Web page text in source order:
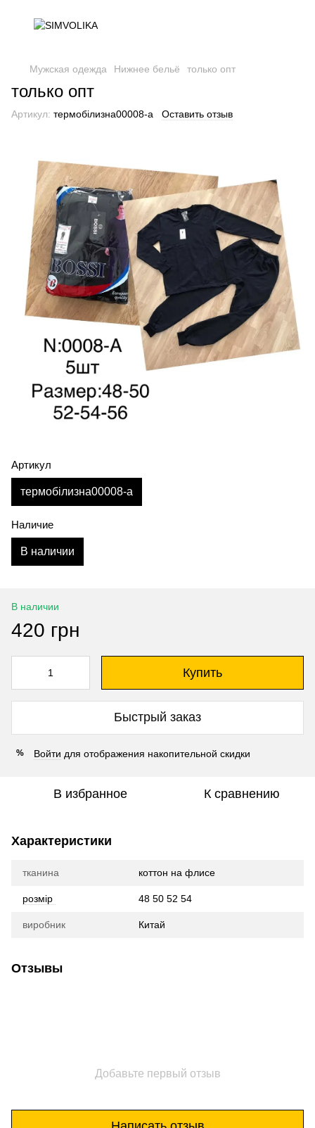
Мужская одежда Нижнее бельё только опт
только опт
Артикул: термобілизна00008-а Оставить отзыв
Артикул
термобілизна00008-а
Наличие
В наличии
В наличии
420 грн
Купить
Быстрый заказ
% Войти для отображения накопительной скидки
В избранное К сравнению
Характеристики
тканина коттон на флисе
розмір 48 50 52 54
виробник Китай
Отзывы
Добавьте первый отзыв